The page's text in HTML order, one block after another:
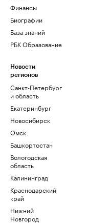
Финансы
Биографии
База знаний
РБК Образование
Новости
регионов
Санкт-Петербург
и область
Екатеринбург
Новосибирск
Омск
Башкортостан
Вологодская
область
Калининград
Краснодарский
край
Нижний
Новгород